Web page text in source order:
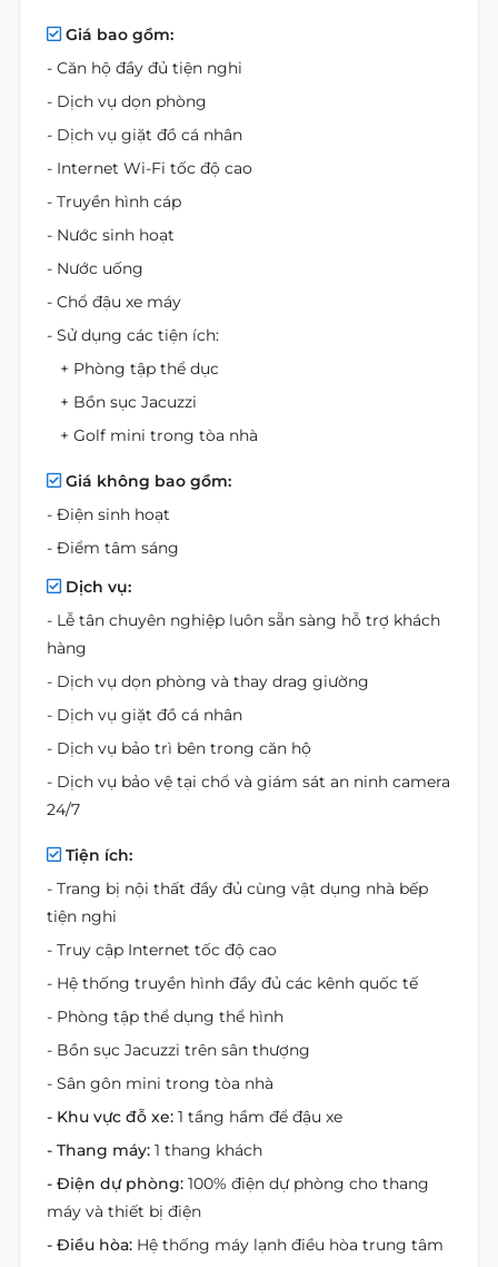
Giá bao gồm:
- Căn hộ đầy đủ tiện nghi
- Dịch vụ dọn phòng
- Dịch vụ giặt đồ cá nhân
- Internet Wi-Fi tốc độ cao
- Truyền hình cáp
- Nước sinh hoạt
- Nước uống
- Chổ đậu xe máy
- Sử dụng các tiện ích:
+ Phòng tập thể dục
+ Bồn sục Jacuzzi
+ Golf mini trong tòa nhà
Giá không bao gồm:
- Điện sinh hoạt
- Điểm tâm sáng
Dịch vụ:
- Lễ tân chuyên nghiệp luôn sẵn sàng hỗ trợ khách
hàng
- Dịch vụ dọn phòng và thay drag giường
- Dịch vụ giặt đồ cá nhân
- Dịch vụ bảo trì bên trong căn hộ
- Dịch vụ bảo vệ tại chổ và giám sát an ninh camera
24/7
Tiện ích:
- Trang bị nội thất đầy đủ cùng vật dụng nhà bếp
tiện nghi
- Truy cập Internet tốc độ cao
- Hệ thống truyền hình đầy đủ các kênh quốc tế
- Phòng tập thể dụng thể hình
- Bồn sục Jacuzzi trên sân thượng
- Sân gôn mini trong tòa nhà
- Khu vực đỗ xe: 1 tầng hầm để đậu xe
- Thang máy: 1 thang khách
- Điện dự phòng: 100% điện dự phòng cho thang
máy và thiết bị điện
- Điều hòa: Hệ thống máy lạnh điều hòa trung tâm